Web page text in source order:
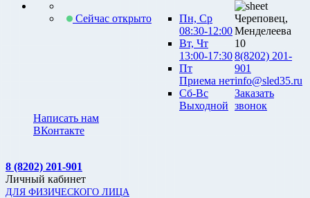
Сейчас открыто
Пн, Ср
08:30-12:00
Вт, Чт
13:00-17:30
Пт
Приема нет
Сб-Вс
Выходной
Череповец,
Менделеева
10
8(8202) 201-
901
info@sled35.ru
Заказать
звонок
Написать нам
ВКонтакте
8 (8202) 201-901
Личный кабинет
ДЛЯ ФИЗИЧЕСКОГО ЛИЦА